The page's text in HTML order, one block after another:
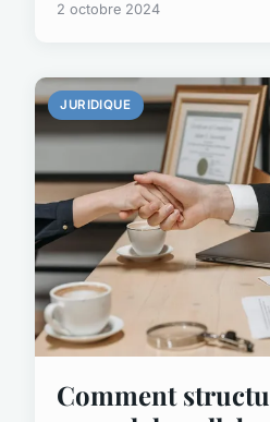
2 octobre 2024
JURIDIQUE
Comment